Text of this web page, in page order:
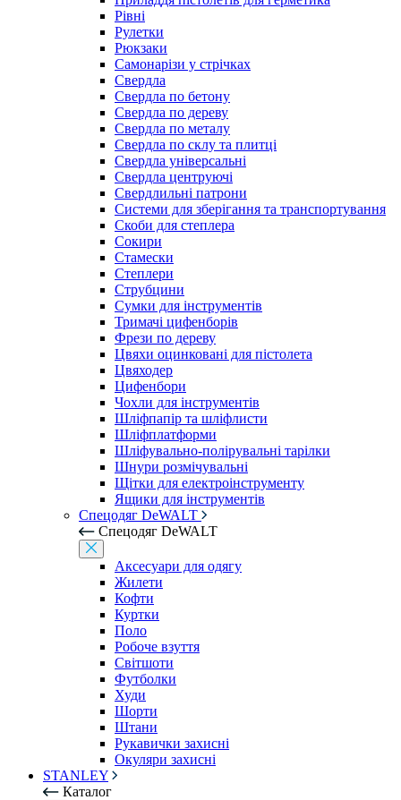
Рівні
Рулетки
Рюкзаки
Самонарізи у стрічках
Свердла
Свердла по бетону
Свердла по дереву
Свердла по металу
Свердла по склу та плитці
Свердла універсальні
Свердла центруючі
Свердлильні патрони
Системи для зберігання та транспортування
Скоби для степлера
Сокири
Стамески
Степлери
Струбцини
Сумки для інструментів
Тримачі цифенборів
Фрези по дереву
Цвяхи оцинковані для пістолета
Цвяходер
Цифенбори
Чохли для інструментів
Шліфпапір та шліфлисти
Шліфплатформи
Шліфувально-полірувальні тарілки
Шнури розмічувальні
Щітки для електроінструменту
Ящики для інструментів
Спецодяг DeWALT
Спецодяг DeWALT
Аксесуари для одягу
Жилети
Кофти
Куртки
Поло
Робоче взуття
Світшоти
Футболки
Худи
Шорти
Штани
Рукавички захисні
Окуляри захисні
STANLEY
Каталог